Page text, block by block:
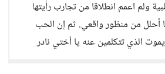
ولم اعمم انطلاقا من تجارب رأيتها
أحلل من منظور واقعي. ثم إن الحب
الذي تتكلمين عنه يا أختي نادر